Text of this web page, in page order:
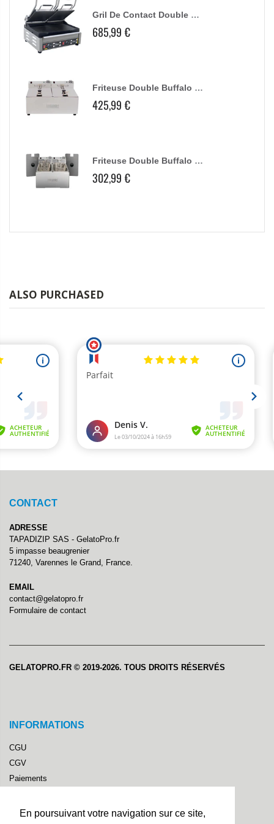
En poursuivant votre navigation sur ce site,
Gril De Contact Double Buffalo Plaques Lisses
685,99 €
Friteuse Double Buffalo - 2X5L 2X2,8Kw
425,99 €
Friteuse Double Buffalo - 2X3L
302,99 €
ALSO PURCHASED
CONTACT
ADRESSE
TAPADIZIP SAS - GelatoPro.fr
5 impasse beaugrenier
71240, Varennes le Grand, France.
EMAIL
contact@gelatopro.fr
Formulaire de contact
GELATOPRO.FR © 2019-2026. TOUS DROITS RÉSERVÉS
INFORMATIONS
CGU
CGV
Paiements
Mentions Légales